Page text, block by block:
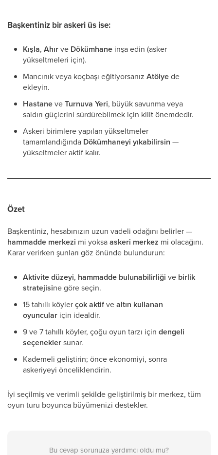
Başkentiniz biraskeri üs ise:
Kışla, Ahırve Dökümhane inşa edin (asker
yükseltmeleri için).
Mancınık veya koçbaşı eğitiyorsanız Atölyede
ekleyin.
HastaneveTurnuva Yeri, büyük savunma veya
saldırı güçlerini sürdürebilmek için kilit önemdedir.
Askeri birimlere yapılan yükseltmeler
tamamlandığında Dökümhaneyi yıkabilirsin —
yükseltmeler aktif kalır.
Özet
Başkentiniz, hesabınızın uzun vadeli odağını belirler —
hammadde merkezi mi yoksaaskeri merkez mi olacağını.
Karar verirken şunları göz önünde bulundurun:
Aktivite düzeyi, hammadde bulunabilirliği ve birlik
stratejisine göre seçin.
15 tahıllı köylerçok aktifvealtın kullanan
oyuncular için idealdir.
9 ve 7 tahıllı köyler, çoğu oyun tarzı için dengeli
seçeneklersunar.
Kademeli geliştirin; önce ekonomiyi, sonra
askeriyeyi önceliklendirin.
İyi seçilmiş ve verimli şekilde geliştirilmiş bir merkez, tüm
oyun turu boyunca büyümenizi destekler.
Bu cevap sorunuza yardımcı oldu mu?